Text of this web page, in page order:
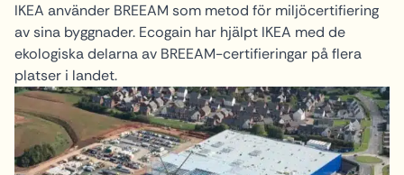
IKEA använder BREEAM som metod för miljöcertifiering
av sina byggnader. Ecogain har hjälpt IKEA med de
ekologiska delarna av BREEAM-certifieringar på flera
platser i landet.